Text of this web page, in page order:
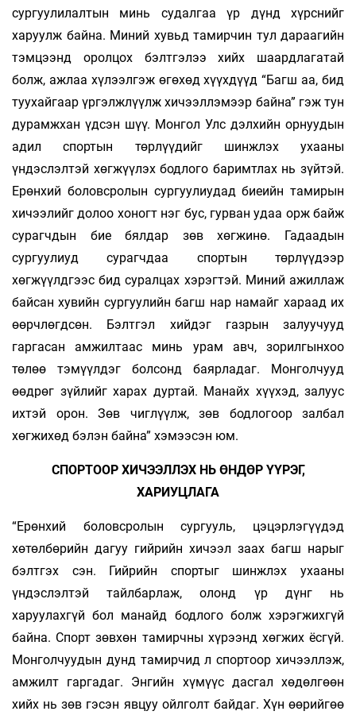
сургуулилалтын минь судалгаа үр дүнд хүрснийг
харуулж байна. Миний хувьд тамирчин тул дараагийн
тэмцээнд оролцох бэлтгэлээ хийх шаардлагатай
болж, ажлаа хүлээлгэж өгөхөд хүүхдүүд “Багш аа, бид
туухайгаар үргэлжлүүлж хичээллэмээр байна” гэж тун
дурамжхан үдсэн шүү. Монгол Улс дэлхийн орнуудын
адил спортын төрлүүдийг шинжлэх ухааны
үндэслэлтэй хөгжүүлэх бодлого баримтлах нь зүйтэй.
Ерөнхий боловсролын сургуулиудад биеийн тамирын
хичээлийг долоо хоногт нэг бус, гурван удаа орж байж
сурагчдын бие бялдар зөв хөгжинө. Гадаадын
сургуулиуд сурагчдаа спортын төрлүүдээр
хөгжүүлдгээс бид суралцах хэрэгтэй. Миний ажиллаж
байсан хувийн сургуулийн багш нар намайг хараад их
өөрчлөгдсөн. Бэлтгэл хийдэг газрын залуучууд
гаргасан амжилтаас минь урам авч, зорилгынхоо
төлөө тэмүүлдэг болсонд баярладаг. Монголчууд
өөдрөг зүйлийг харах дуртай. Манайх хүүхэд, залуус
ихтэй орон. Зөв чиглүүлж, зөв бодлогоор залбал
хөгжихөд бэлэн байна” хэмээсэн юм.
СПОРТООР ХИЧЭЭЛЛЭХ НЬ ӨНДӨР ҮҮРЭГ,
ХАРИУЦЛАГА
“Ерөнхий боловсролын сургууль, цэцэрлэгүүдэд
хөтөлбөрийн дагуу гийрийн хичээл заах багш нарыг
бэлтгэх сэн. Гийрийн спортыг шинжлэх ухааны
үндэслэлтэй тайлбарлаж, олонд үр дүнг нь
харуулахгүй бол манайд бодлого болж хэрэгжихгүй
байна. Спорт зөвхөн тамирчны хүрээнд хөгжих ёсгүй.
Монголчуудын дунд тамирчид л спортоор хичээллэж,
амжилт гаргадаг. Энгийн хүмүүс дасгал хөдөлгөөн
хийх нь зөв гэсэн явцуу ойлголт байдаг. Хүн өөрийгөө